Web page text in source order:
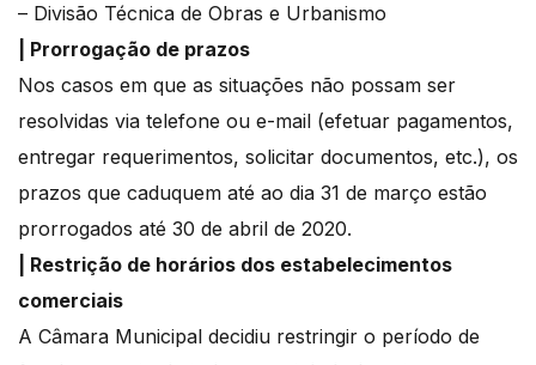
– Divisão Técnica de Obras e Urbanismo
| Prorrogação de prazos
Nos casos em que as situações não possam ser
resolvidas via telefone ou e-mail (efetuar pagamentos,
entregar requerimentos, solicitar documentos, etc.), os
prazos que caduquem até ao dia 31 de março estão
prorrogados até 30 de abril de 2020.
| Restrição de horários dos estabelecimentos
comerciais
A Câmara Municipal decidiu restringir o período de